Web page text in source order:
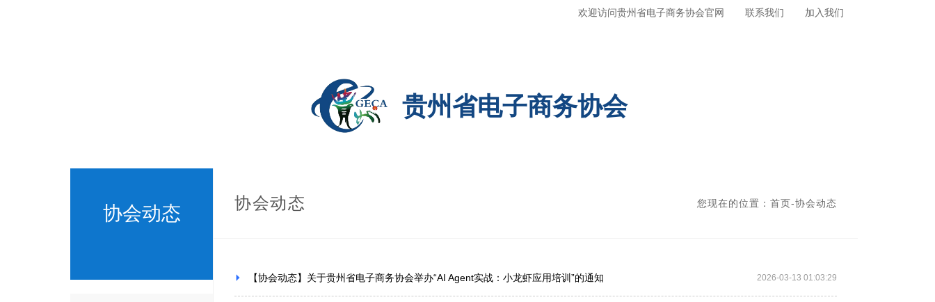
加入我们
联系我们
欢迎访问贵州省电子商务协会官网
贵州省电子商务协会
协会动态 协会动态 您现在的位置： 首页-协会动态
【协会动态】关于贵州省电子商务协会举办“AI Agent实战：小龙虾应用培训”的通知 2026-03-13 01:03:29